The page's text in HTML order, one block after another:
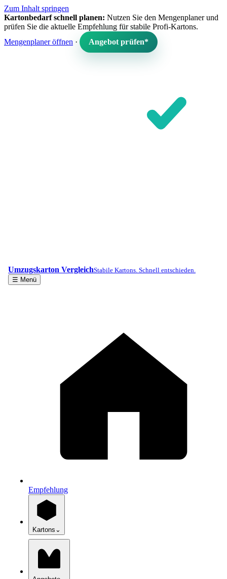
Zum Inhalt springen
Kartonbedarf schnell planen: Nutzen Sie den Mengenplaner und
prüfen Sie die aktuelle Empfehlung für stabile Profi-Kartons.
Mengenplaner öffnen · Angebot prüfen*
Umzugskarton VergleichStabile Kartons. Schnell entschieden.
☰ Menü
Empfehlung
Kartons ⌄